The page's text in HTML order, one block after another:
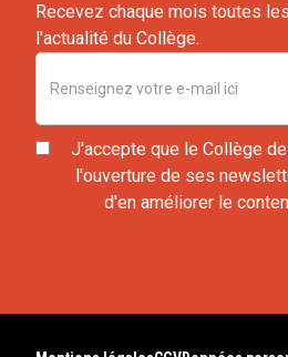
Recevez chaque mois toutes
l'actualité du Collège.
J'accepte que le Collège
l'ouverture de ses
d'en améliorer le